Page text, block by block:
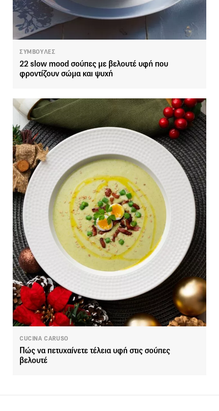
ΣΥΜΒΟΥΛΕΣ
22 slow mood σούπες με βελουτέ υφή που
φροντίζουν σώμα και ψυχή
CUCINA CARUSO
Πώς να πετυχαίνετε τέλεια υφή στις σούπες
βελουτέ